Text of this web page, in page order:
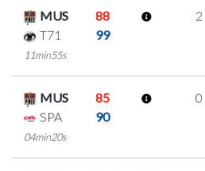
MUS
88
T71
99
11min55s
2
MUS
85
SPA
90
04min20s
0